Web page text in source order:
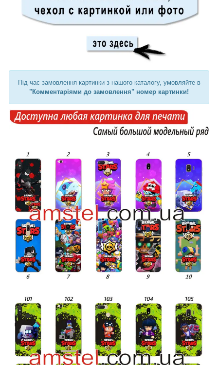
Під час замовлення картинки з нашого каталогу, умовляйте в
"Комментаріями до замовлення" номер картинки!